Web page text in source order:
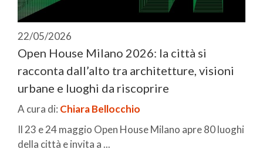
22/05/2026
Open House Milano 2026: la città si
racconta dall’alto tra architetture, visioni
urbane e luoghi da riscoprire
A cura di: Chiara Bellocchio
Il 23 e 24 maggio Open House Milano apre 80 luoghi
della città e invita a ...